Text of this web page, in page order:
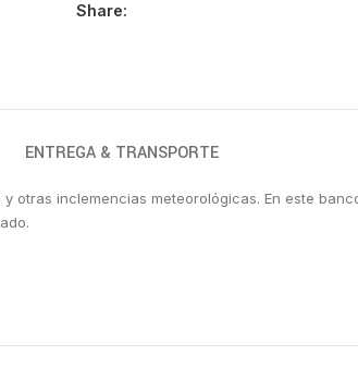
Share:
ENTREGA & TRANSPORTE
inclemencias meteorológicas. En este